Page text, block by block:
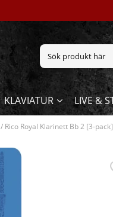
KLAVIATUR LIVE &
/ Rico Royal Klarinett Bb 2 [3-